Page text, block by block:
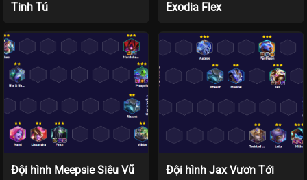
Tinh Tú
Exodia Flex
Đội hình Meepsie Siêu Vũ
Đội hình Jax Vươn Tới